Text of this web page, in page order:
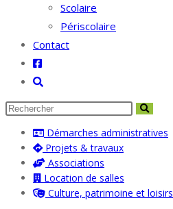
Scolaire
Périscolaire
Contact
Toggle
website
search
Démarches administratives
Projets & travaux
Associations
Location de salles
Culture, patrimoine et loisirs